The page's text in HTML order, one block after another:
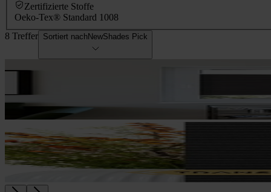
Zertifizierte Stoffe
Oeko-Tex® Standard 1008
8 Treffer Sortiert nachNewShades Pick